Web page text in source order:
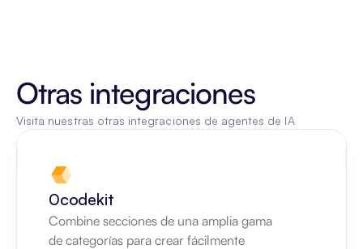
Otras integraciones
Visita nuestras otras integraciones de agentes de IA
0codekit
Combine secciones de una amplia gama
de categorías para crear fácilmente